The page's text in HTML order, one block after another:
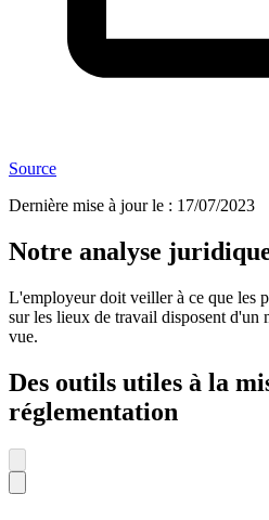
Source
Dernière mise à jour le : 17/07/2023
Notre analyse
L'employeur doit veiller à ce que les
sur les lieux de travail disposent d'un
vue.
Des outils utiles à la
réglementation